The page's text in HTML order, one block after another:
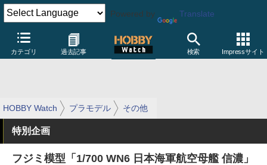
Powered by Translate
カテゴリ 過去記事 検索 Impressサイト
HOBBY Watch プラモデル その他
特別企画
フジミ模型「1/700 WN6 日本海軍航空母艦 信濃」